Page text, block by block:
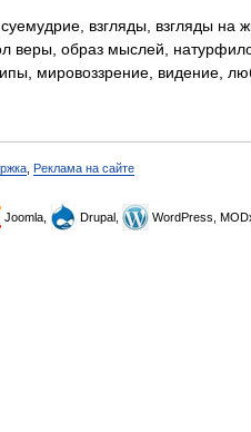
взгляды, взгляды на
веры, образ мыслей,
мировоззрение, видение,
Реклама на сайте
Joomla, Drupal, WordPress,